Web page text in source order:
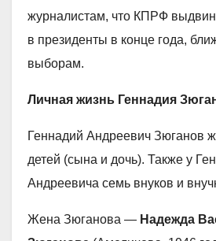
журналистам, что КПРФ
в президенты в конце года,
выборам.
Личная жизнь Геннадия
Геннадий Андреевич Зюганов
детей (сына и дочь). Также у
Андреевича семь внуков и
Жена Зюганова — Надежда